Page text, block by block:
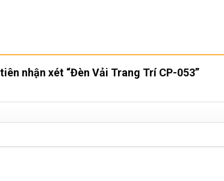
nhận xét “Đèn Vải Trang Trí CP-053”